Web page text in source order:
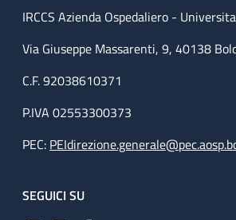
IRCCS Azienda Ospedaliero -
Via Giuseppe Massarenti, 9, 40138
C.F. 92038610371
P.IVA 02553300373
PEC:
SEGUICI SU